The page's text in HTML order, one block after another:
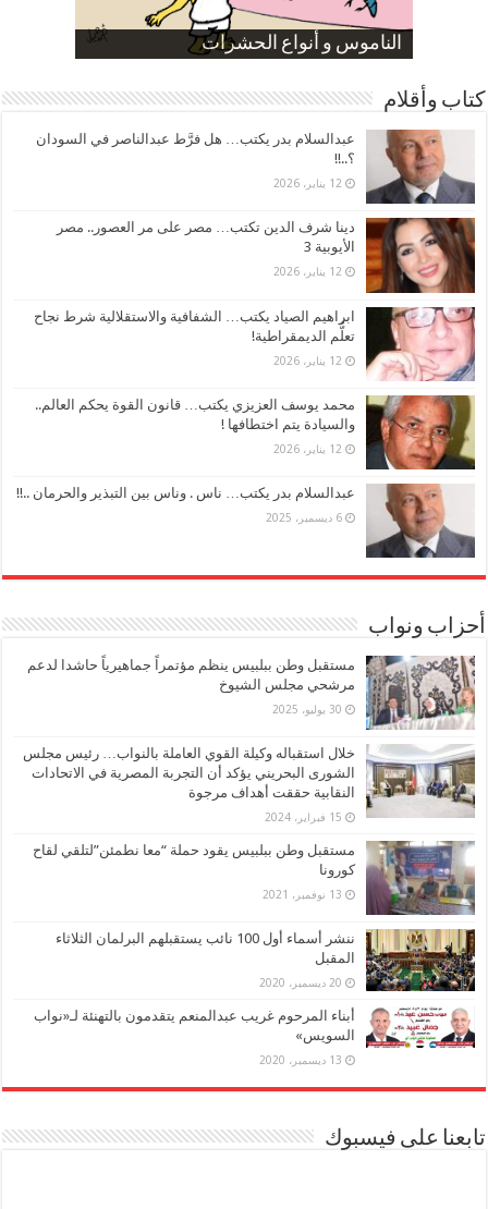
الناموس و أنواع الحشرات
الموظفين بعد ارتفاع الأسعار
ارتفاع نسبة الطلاق في مصر
صورة كاركاتيرية
صورة كاركاتيرية
كتاب وأقلام
عبدالسلام بدر يكتب… هل فرَّط عبدالناصر في السودان
؟..!!
12 يناير، 2026
دينا شرف الدين تكتب… مصر على مر العصور.. مصر
الأيوبية 3
12 يناير، 2026
ابراهيم الصياد يكتب… الشفافية والاستقلالية شرط نجاح
تعلُّم الديمقراطية!
12 يناير، 2026
محمد يوسف العزيزي يكتب… قانون القوة يحكم العالم..
والسيادة يتم اختطافها !
12 يناير، 2026
عبدالسلام بدر يكتب… ناس . وناس بين التبذير والحرمان ..!!
6 ديسمبر، 2025
أحزاب ونواب
مستقبل وطن ببلبيس ينظم مؤتمراً جماهيرياً حاشدا لدعم
مرشحي مجلس الشيوخ
30 يوليو، 2025
خلال استقباله وكيلة القوي العاملة بالنواب… رئيس مجلس
الشورى البحريني يؤكد أن التجربة المصرية في الاتحادات
النقابية حققت أهداف مرجوة
15 فبراير، 2024
مستقبل وطن ببلبيس يقود حملة “معا نطمئن”لتلقي لقاح
كورونا
13 نوفمبر، 2021
ننشر أسماء أول 100 نائب يستقبلهم البرلمان الثلاثاء
المقبل
20 ديسمبر، 2020
أبناء المرحوم غريب عبدالمنعم يتقدمون بالتهنئة لـ«نواب
السويس»
13 ديسمبر، 2020
تابعنا على فيسبوك